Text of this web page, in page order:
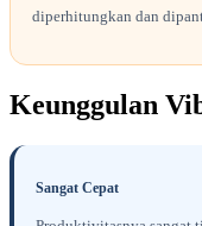
diperhitungkan dan
Keunggulan
Sangat Cepat